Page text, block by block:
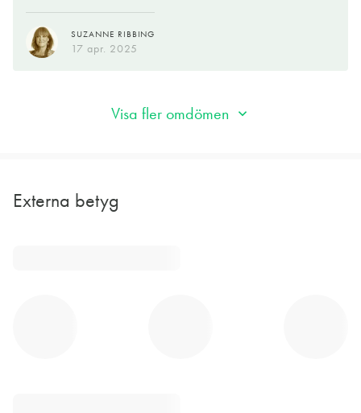
SUZANNE RIBBING
17 apr. 2025
Visa fler omdömen
Externa betyg